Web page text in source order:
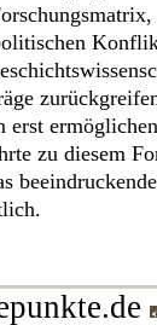
erst
zu diesem